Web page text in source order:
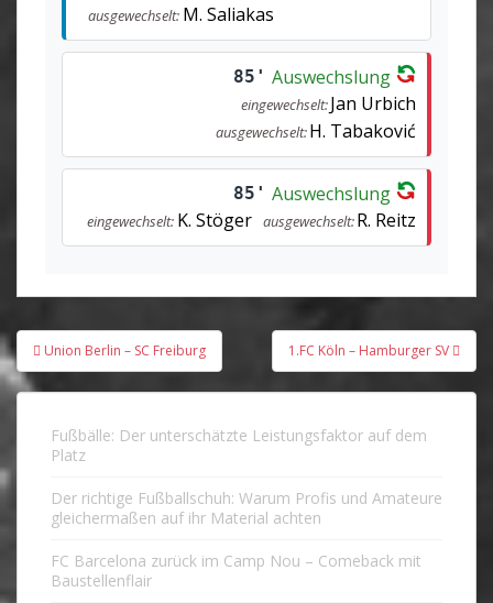
ausgewechselt: M. Saliakas
85' Auswechslung
eingewechselt:Jan Urbich
ausgewechselt:H. Tabaković
85' Auswechslung
eingewechselt: K. Stöger ausgewechselt:R. Reitz
Beitragsnavigation
Union Berlin – SC Freiburg 1.FC Köln – Hamburger SV
Fußbälle: Der unterschätzte Leistungsfaktor auf dem
Platz
Der richtige Fußballschuh: Warum Profis und Amateure
gleichermaßen auf ihr Material achten
FC Barcelona zurück im Camp Nou – Comeback mit
Baustellenflair